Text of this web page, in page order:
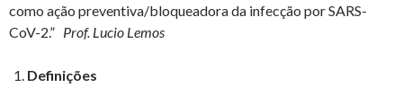
como ação preventiva/bloqueadora da infecção por SARS-
CoV-2.” Prof. Lucio Lemos
Definições